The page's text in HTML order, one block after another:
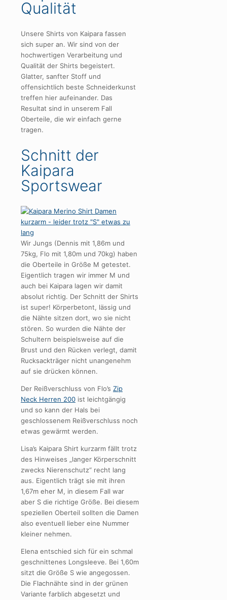
Qualität
Unsere Shirts von Kaipara fassen
sich super an. Wir sind von der
hochwertigen Verarbeitung und
Qualität der Shirts begeistert.
Glatter, sanfter Stoff und
offensichtlich beste Schneiderkunst
treffen hier aufeinander. Das
Resultat sind in unserem Fall
Oberteile, die wir einfach gerne
tragen.
Schnitt der
Kaipara
Sportswear
Wir Jungs (Dennis mit 1,86m und
75kg, Flo mit 1,80m und 70kg) haben
die Oberteile in Größe M getestet.
Eigentlich tragen wir immer M und
auch bei Kaipara lagen wir damit
absolut richtig. Der Schnitt der Shirts
ist super! Körperbetont, lässig und
die Nähte sitzen dort, wo sie nicht
stören. So wurden die Nähte der
Schultern beispielsweise auf die
Brust und den Rücken verlegt, damit
Rucksackträger nicht unangenehm
auf sie drücken können.
Der Reißverschluss von Flo’s Zip
Neck Herren 200 ist leichtgängig
und so kann der Hals bei
geschlossenem Reißverschluss noch
etwas gewärmt werden.
Lisa’s Kaipara Shirt kurzarm fällt trotz
des Hinweises „langer Körperschnitt
zwecks Nierenschutz“ recht lang
aus. Eigentlich trägt sie mit ihren
1,67m eher M, in diesem Fall war
aber S die richtige Größe. Bei diesem
speziellen Oberteil sollten die Damen
also eventuell lieber eine Nummer
kleiner nehmen.
Elena entschied sich für ein schmal
geschnittenes Longsleeve. Bei 1,60m
sitzt die Größe S wie angegossen.
Die Flachnähte sind in der grünen
Variante farblich abgesetzt und